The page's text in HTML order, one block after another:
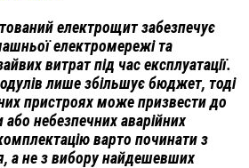
електрощит забезпечує
електромережі та
витрат під час експлуатації.
лише збільшує бюджет, тоді
пристроях може призвести до
небезпечних аварійних
варто починати з
а не з вибору найдешевших